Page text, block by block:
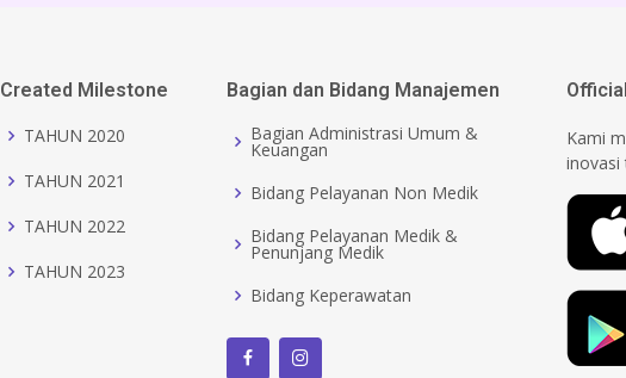
Created Milestone
TAHUN 2020
TAHUN 2021
TAHUN 2022
TAHUN 2023
Bagian dan Bidang Manajemen
Bagian Administrasi Umum &
Keuangan
Bidang Pelayanan Non Medik
Bidang Pelayanan Medik &
Penunjang Medik
Bidang Keperawatan
Kami
inovasi